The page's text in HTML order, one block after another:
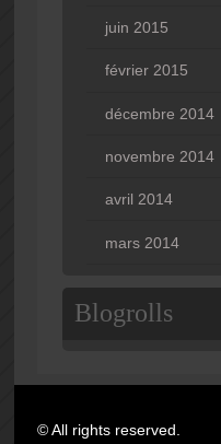
juin 2015
février 2015
décembre 2014
novembre 2014
avril 2014
mars 2014
Blogrolls
© All rights reserved.